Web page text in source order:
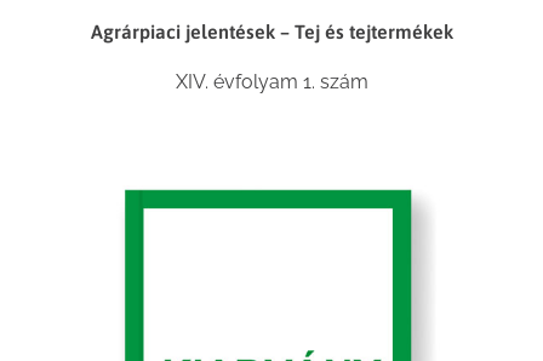
Agrárpiaci jelentések – Tej és tejtermékek
XIV. évfolyam 1. szám